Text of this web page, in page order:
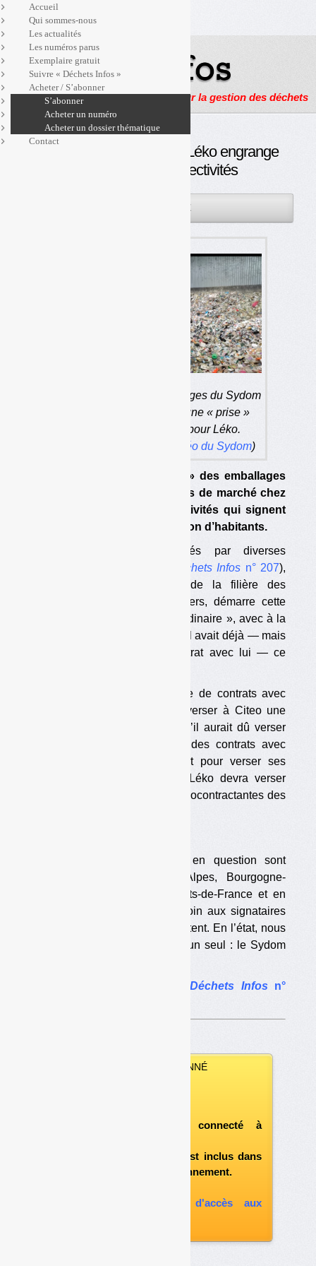
Actualités, enquêtes et reportages sur la gestion des déchets
Emballages ménagers : Léko engrange
ses premières collectivités
OLIVIER GUICHARDAZ
Le centre de tri des emballages du Sydom
du Jura. Ce syndicat est une « prise »
hautement symbolique pour Léko.
vidéo du Sydom)
L’éco-organisme « alternatif » des emballages
Léko revendique 3 % de parts de marché chez
les producteurs et 13 collectivités qui signent
avec lui, représentant 1,3 million d’habitants.
Après des débuts contrariés par diverses
Déchets Infos n° 207),
Léko, l’autre éco-organisme de la filière des
emballages ménagers et papiers, démarre cette
année son fonctionnement « ordinaire », avec à la
fois des contributeurs — ce qu’il avait déjà — mais
aussi des collectivités en contrat avec lui — ce
Jusqu’à fin 2023, en l’absence de contrats avec
des collectivités, Léko devait verser à Citeo une
somme correspondant à ce qu’il aurait dû verser
aux collectivités s’il avait eu des contrats avec
elles. Citeo utilisait cet argent pour verser ses
propres soutiens. Désormais, Léko devra verser
directement à ses collectivités cocontractantes des
Selon Léko, les collectivités en question sont
situées en Auvergne-Rhône-Alpes, Bourgogne-
Franche-Comté, dans les Hauts-de-France et en
Normandie, mais il laisse le soin aux signataires
de communiquer s’ils le souhaitent. En l’état, nous
ne connaissons le nom que d’un seul : le Sydom
Déchets Infos n°
VOUS ÊTES ABONNÉ
après vous être connecté à
et si le document est inclus dans
votre formule d'abonnement.
souscrire à l'option d'accès aux
Accueil
Qui sommes-nous
Les actualités
Les numéros parus
Exemplaire gratuit
Suivre « Déchets Infos »
Acheter / S’abonner
S’abonner
Acheter un numéro
Acheter un dossier thématique
Contact